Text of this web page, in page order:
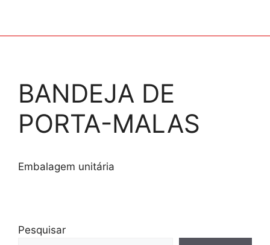
BANDEJA DE
PORTA-MALAS
Embalagem unitária
Pesquisar